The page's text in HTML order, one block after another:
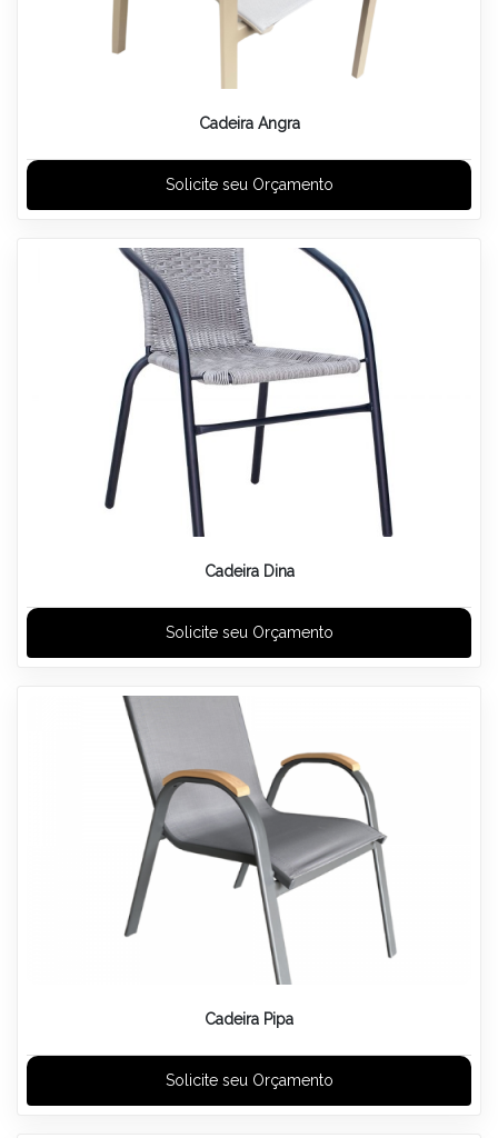
Cadeira Angra
Solicite seu Orçamento
Cadeira Dina
Solicite seu Orçamento
Cadeira Pipa
Solicite seu Orçamento